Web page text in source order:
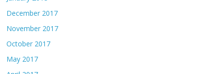
December 2017
November 2017
October 2017
May 2017